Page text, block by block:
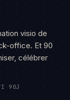
visio de
office. Et 90
célébrer
90J